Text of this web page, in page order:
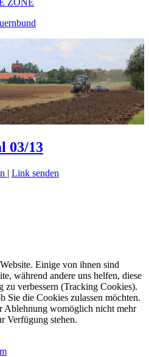
ZONE
03/13
| Link senden
Einige von ihnen sind
während andere uns helfen, diese
zu verbessern (Tracking Cookies).
Sie die Cookies zulassen möchten.
Ablehnung womöglich nicht mehr
Verfügung stehen.